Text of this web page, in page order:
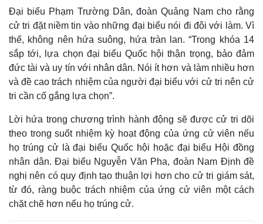
Vụ án
Tin nóng
Tư vấn luật
Vũ khí
Việt Nam
Phân tích
Đại biểu Phạm Trường Dân, đoàn Quảng Nam cho rằng
cử tri đặt niềm tin vào những đại biểu nói đi đôi với làm. Vì
thế, không nên hứa suông, hứa tràn lan. “Trong khóa 14
sắp tới, lựa chọn đại biểu Quốc hội thận trọng, bảo đảm
đức tài và uy tín với nhân dân. Nói ít hơn và làm nhiều hơn
và đề cao trách nhiệm của người đại biểu với cử tri nên cử
tri cần cố gắng lựa chọn”.
Lời hứa trong chương trình hành động sẽ được cử tri dõi
theo trong suốt nhiệm kỳ hoạt động của ứng cử viên nếu
họ trúng cử là đại biểu Quốc hội hoặc đại biểu Hội đồng
nhân dân. Đại biểu Nguyễn Văn Pha, đoàn Nam Định đề
nghị nên có quy định tạo thuận lợi hơn cho cử tri giám sát,
từ đó, ràng buộc trách nhiệm của ứng cử viên một cách
chặt chẽ hơn nếu họ trúng cử.